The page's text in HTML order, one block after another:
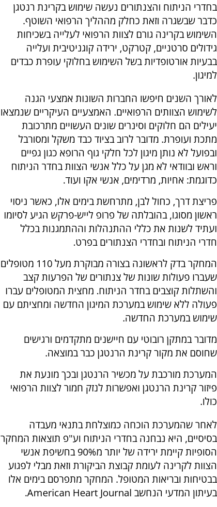
בחדרי הניתוח והצנתורים נעשה שימוש בקרינת רנטגן
כדבר שבשגרה וזאת כחלק מההליך הרפואי השוטף.
השימוש בקרינה גורם לצוות הרפואי לעלייה בשכיחות
גידולים סרטניים, קטרקט, ירידה קוגניטיבית ועלייה
בבעיות אורטופדיות בשל השימוש בחלוקי עופרת כבדים
למיגון.
לאורך השנים חיפשו החברות השונות אמצעי הגנה
לשימוש הצוותים הרפואיים. האמצעיים העיקריים שנמצאו
יעילים הם חלוקים וסינרים שונים העשויים מתרכובת
מתכת ועופרת. מדובר לרוב בציוד כבד משקל ומסורבל
ובפועל לא נותן מיגון לכל חלקי גוף הרופא כגון גפיים
וראש ובוודאי לא מגן על כלל אנשי הצוות בחדר הניתוח
כדוגמת: אחיות, מרדימים, אנשי אקו ועוד.
פריצת דרך, כחול לבן, מתרחשת בימים אלו, כאשר ניסוי
ראשון מסוגו, בהובלתה של פרופ לייש-פרקש הגיע לסיומו
ועתיד לשנות את כללי ההתנהלות וההתמגנות בכלל
חדרי הניתוח ובחדרי הצנתורים בפרט.
המחקר בדק לראשונה בצורה מבוקרת מעל 110 מטופלים
שעברו פעולות שונות של צנתורים של הפרעות קצב
והשתלות קוצבים בחדר הניתוח. מחצית המטופלים עברו
פעולה ללא שימוש במערכת המיגון החדשה ומחציתם עם
שימוש במערכת החדשה.
מדובר במתקן רובוטי עם חיישנים מתקדמים ורגישים
שחוסם את מקור קרינת הרנטגן כבר במוצאה.
המערכת מורכבת על מכשיר הרנטגן ובכך מונעת את
פיזור קרינת הרנטגן ואפשרות לנזק חמור לצוות הרפואי
כולו.
לאחר שהמערכת הוכחה כמוצלחת בתנאי מעבדה
בסיסיים, היא נבחנה בחדרי הניתוח וע"פ תוצאות המחקר
הסופיות קיימת ירידה של יותר מ90% בחשיפת אנשי
הצוות לקרינה לעומת קבוצת הביקורת וזאת מבלי לפגוע
בבטיחות ובריאות המטופל. המחקר מתפרסם בימים אלו
בעיתון המדעי הנחשב American Heart Journal.